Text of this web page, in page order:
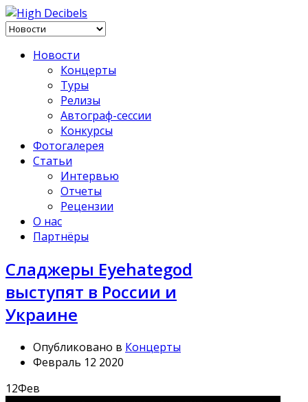
Новости
Концерты
Туры
Релизы
Автограф-сессии
Конкурсы
Фотогалерея
Статьи
Интервью
Отчеты
Рецензии
О нас
Партнёры
Сладжеры Eyehategod
выступят в России и
Украине
Опубликовано в Концерты
Февраль 12 2020
12Фев